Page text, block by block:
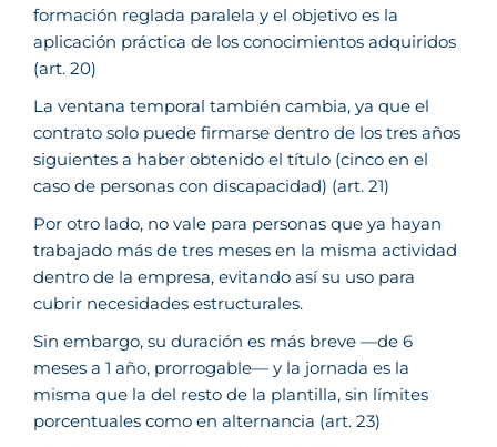
formación reglada paralela y el objetivo es la
aplicación práctica de los conocimientos adquiridos
(art. 20)
La ventana temporal también cambia, ya que el
contrato solo puede firmarse dentro de los tres años
siguientes a haber obtenido el título (cinco en el
caso de personas con discapacidad) (art. 21)
Por otro lado, no vale para personas que ya hayan
trabajado más de tres meses en la misma actividad
dentro de la empresa, evitando así su uso para
cubrir necesidades estructurales.
Sin embargo, su duración es más breve —de 6
meses a 1 año, prorrogable— y la jornada es la
misma que la del resto de la plantilla, sin límites
porcentuales como en alternancia (art. 23)